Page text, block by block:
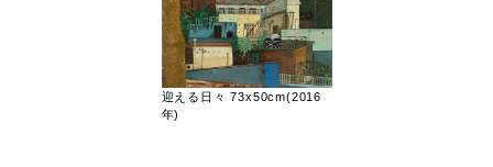
迎える日々 73x50cm(2016
年)